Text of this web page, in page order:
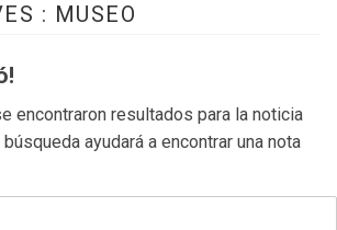
: MUSEO
encontraron resultados para la noticia
ayudará a encontrar una nota